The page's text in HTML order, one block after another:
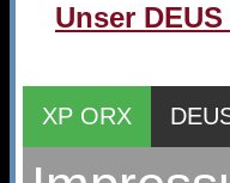
Unser
XP ORX